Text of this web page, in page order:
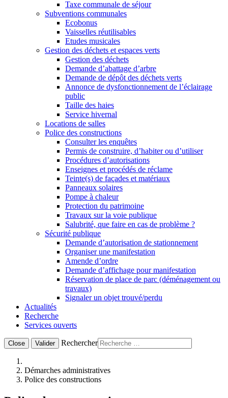
Taxe communale de séjour
Subventions communales
Ecobonus
Vaisselles réutilisables
Etudes musicales
Gestion des déchets et espaces verts
Gestion des déchets
Demande d’abattage d’arbre
Demande de dépôt des déchets verts
Annonce de dysfonctionnement de l’éclairage
public
Taille des haies
Service hivernal
Locations de salles
Police des constructions
Consulter les enquêtes
Permis de construire, d’habiter ou d’utiliser
Procédures d’autorisations
Enseignes et procédés de réclame
Teinte(s) de façades et matériaux
Panneaux solaires
Pompe à chaleur
Protection du patrimoine
Travaux sur la voie publique
Salubrité, que faire en cas de problème ?
Sécurité publique
Demande d’autorisation de stationnement
Organiser une manifestation
Amende d’ordre
Demande d’affichage pour manifestation
Réservation de place de parc (déménagement ou
travaux)
Signaler un objet trouvé/perdu
Actualités
Recherche
Services ouverts
Close Valider Rechercher
Démarches administratives
Police des constructions